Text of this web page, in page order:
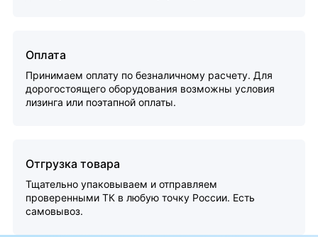
Оплата
Принимаем оплату по безналичному расчету. Для
дорогостоящего оборудования возможны условия
лизинга или поэтапной оплаты.
Отгрузка товара
Тщательно упаковываем и отправляем
проверенными ТК в любую точку России. Есть
самовывоз.